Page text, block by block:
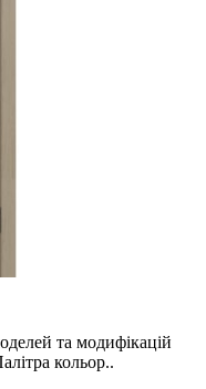
та модифікацій
кольор..